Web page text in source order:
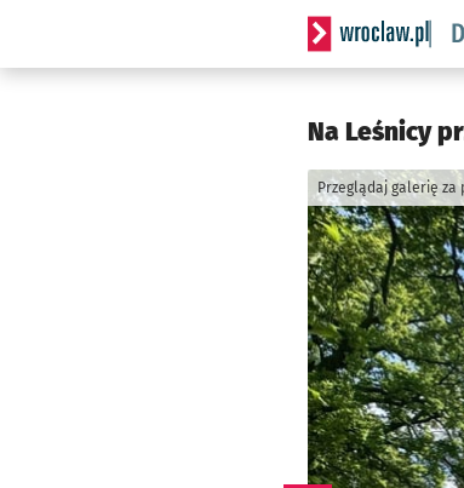
Serwis
Na Leśnicy
Przeglądaj galerię za